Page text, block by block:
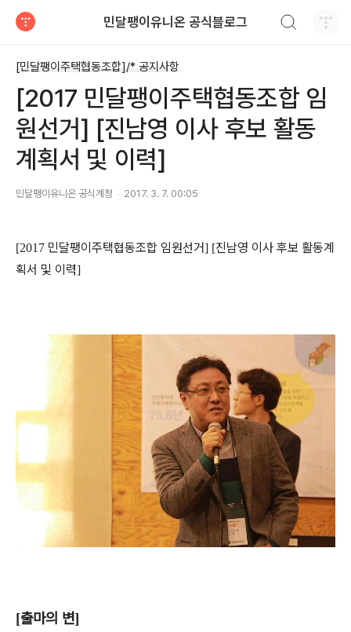
민달팽이유니온 공식블로그
[민달팽이주택협동조합]/* 공지사항
[2017 민달팽이주택협동조합 임
원선거] [진남영 이사 후보 활동
계획서 및 이력]
민달팽이유니온 공식계정 2017. 3. 7. 00:05
[2017 민달팽이주택협동조합 임원선거] [진남영 이사 후보 활동계
획서 및 이력]
[출마의 변]